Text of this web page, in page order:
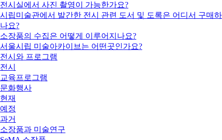
전시실에서 사진 촬영이 가능한가요?
시립미술관에서 발간한 전시 관련 도서 및 도록은 어디서 구매하
나요?
소장품의 수집은 어떻게 이루어지나요?
서울시립 미술아카이브는 어떤곳인가요?
전시와 프로그램
전시
교육프로그램
문화행사
현재
예정
과거
소장품과 미술연구